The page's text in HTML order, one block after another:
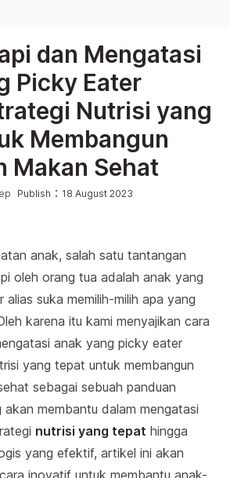
dan Mengatasi
Picky Eater
Nutrisi yang
Membangun
Makan Sehat
Publish : 18 August 2023
anak, salah satu tantangan
oleh orang tua adalah anak yang
suka memilih-milih apa yang
karena itu kami menyajikan cara
anak yang picky eater
yang tepat untuk membangun
sebagai sebuah panduan
membantu dalam mengatasi
nutrisi yang tepat hingga
yang efektif, artikel ini akan
inovatif untuk membantu anak-